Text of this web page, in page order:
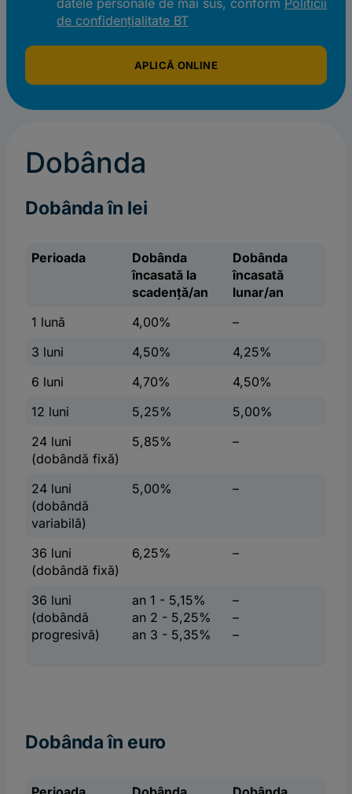
datele personale de mai sus, conform Politicii
de confidențialitate BT
APLICĂ ONLINE
Dobânda
Dobânda în lei
Perioada
Dobânda
încasată la
scadență/an
Dobânda
încasată
lunar/an
1 lună
4,00%
–
3 luni
4,50%
4,25%
6 luni
4,70%
4,50%
12 luni
5,25%
5,00%
24 luni
(dobândă fixă)
5,85% –
24 luni
(dobândă
variabilă)
5,00% –
36 luni
(dobândă fixă)
6,25% –
36 luni
(dobândă
progresivă)
an 1 - 5,15%
an 2 - 5,25%
an 3 - 5,35%
–
–
–
Dobânda în euro